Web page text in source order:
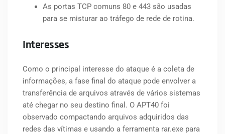
As portas TCP comuns 80 e 443 são usadas
para se misturar ao tráfego de rede de rotina.
Interesses
Como o principal interesse do ataque é a coleta de
informações, a fase final do ataque pode envolver a
transferência de arquivos através de vários sistemas
até chegar no seu destino final. O APT40 foi
observado compactando arquivos adquiridos das
redes das vítimas e usando a ferramenta rar.exe para